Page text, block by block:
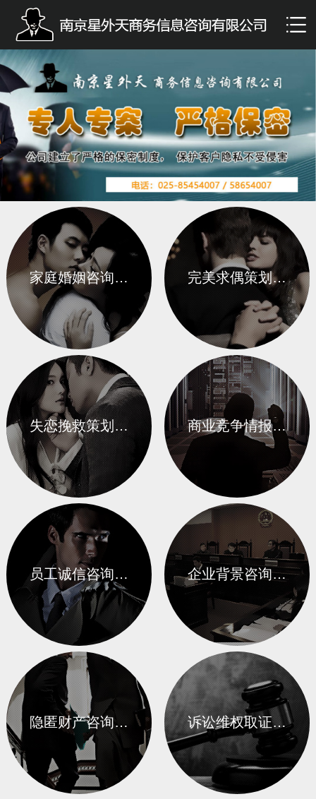
家庭婚姻咨询… 完美求偶策划…
失恋挽救策划… 商业竞争情报…
员工诚信咨询… 企业背景咨询…
隐匿财产咨询… 诉讼维权取证…